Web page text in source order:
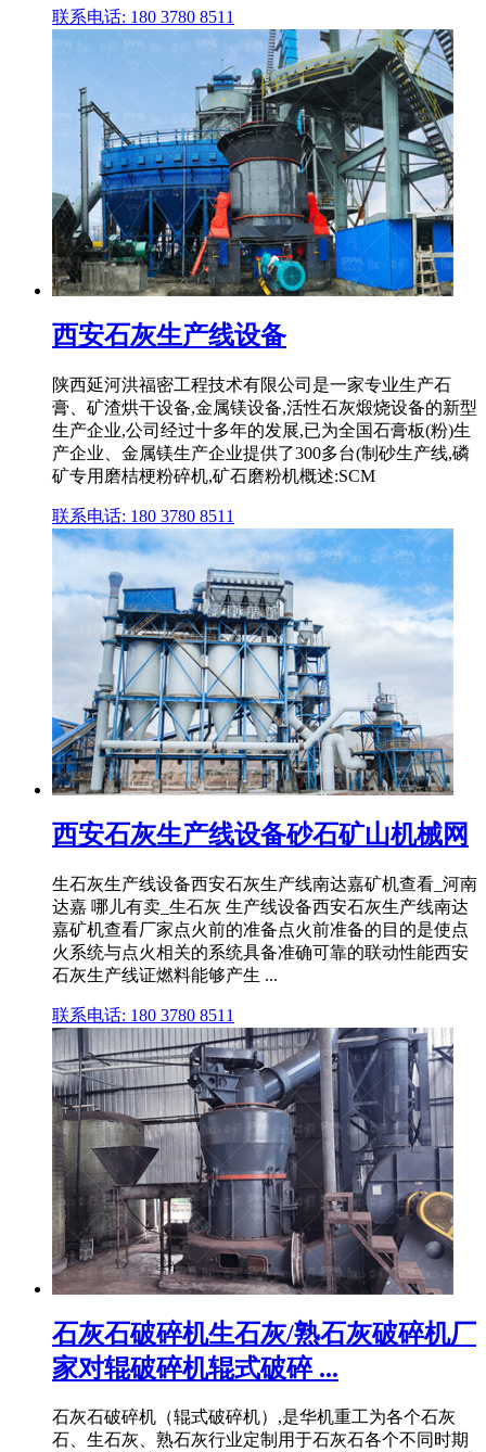
联系电话: 180 3780 8511
西安石灰生产线设备
陕西延河洪福密工程技术有限公司是一家专业生产石
膏、矿渣烘干设备,金属镁设备,活性石灰煅烧设备的新型
生产企业,公司经过十多年的发展,已为全国石膏板(粉)生
产企业、金属镁生产企业提供了300多台(制砂生产线,磷
矿专用磨桔梗粉碎机,矿石磨粉机概述:SCM
联系电话: 180 3780 8511
西安石灰生产线设备砂石矿山机械网
生石灰生产线设备西安石灰生产线南达嘉矿机查看_河南
达嘉 哪儿有卖_生石灰 生产线设备西安石灰生产线南达
嘉矿机查看厂家点火前的准备点火前准备的目的是使点
火系统与点火相关的系统具备准确可靠的联动性能西安
石灰生产线证燃料能够产生 ...
联系电话: 180 3780 8511
石灰石破碎机生石灰/熟石灰破碎机厂
家对辊破碎机辊式破碎 ...
石灰石破碎机（辊式破碎机）,是华机重工为各个石灰
石、生石灰、熟石灰行业定制用于石灰石各个不同时期